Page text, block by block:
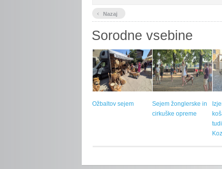
‹ Nazaj
Sorodne vsebine
Ožbaltov sejem
Sejem žonglerske in
cirkuške opreme